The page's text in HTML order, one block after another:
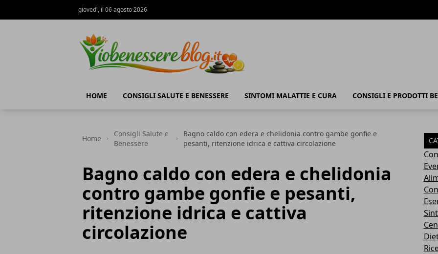
giovedì, il 06 agosto 2026
HOME CONSIGLI SALUTE E BENESSERE SINTOMI MALATTIE E CURA CONSIGLI E PRODOTTI
Home
Consigli Salute e
Benessere
Bagno caldo con edera e chelidonia contro gambe gonfie e
pesanti, ritenzione idrica e cattiva circolazione
Bagno caldo con edera e chelidonia
contro gambe gonfie e pesanti,
ritenzione idrica e cattiva
circolazione